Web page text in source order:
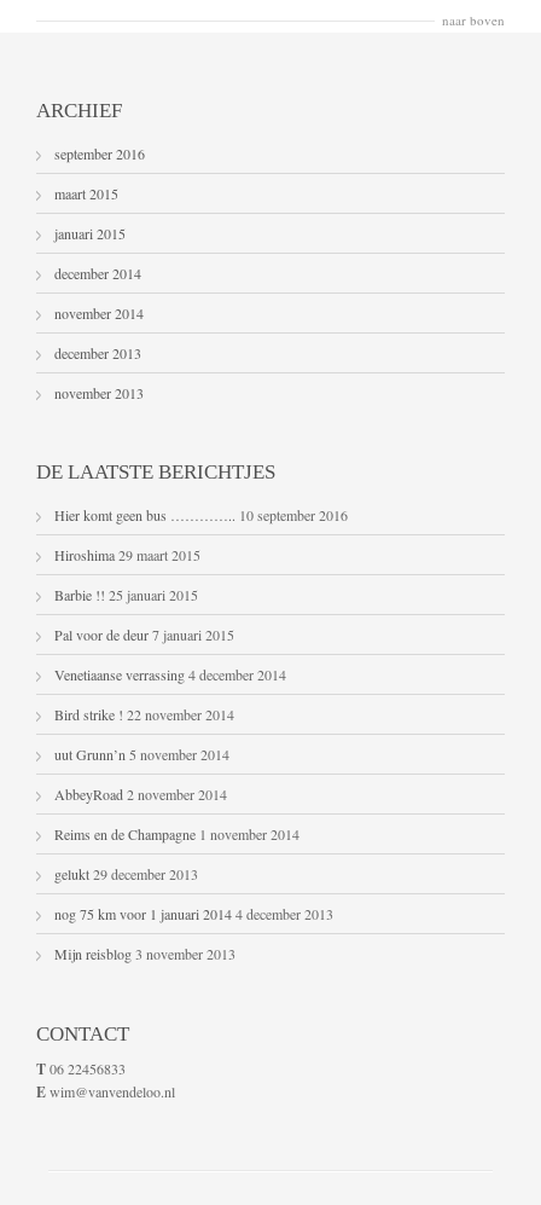
naar boven
ARCHIEF
september 2016
maart 2015
januari 2015
december 2014
november 2014
december 2013
november 2013
DE LAATSTE BERICHTJES
Hier komt geen bus ………….. 10 september 2016
Hiroshima29 maart 2015
Barbie !! 25 januari 2015
Pal voor de deur7 januari 2015
Venetiaanse verrassing4 december 2014
Bird strike ! 22 november 2014
uut Grunn’n5 november 2014
AbbeyRoad2 november 2014
Reims en de Champagne 1 november 2014
gelukt29 december 2013
nog 75 km voor 1 januari 20144 december 2013
Mijn reisblog3 november 2013
CONTACT
T06 22456833
Ewim@vanvendeloo.nl